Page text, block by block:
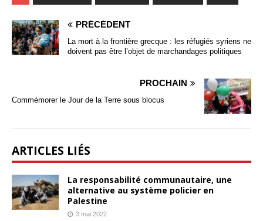
PRÉCÉDENT
La mort à la frontière grecque : les réfugiés syriens ne
doivent pas être l’objet de marchandages politiques
PROCHAIN
Commémorer le Jour de la Terre sous blocus
ARTICLES LIÉS
La responsabilité communautaire, une
alternative au système policier en
Palestine
3 mai 2022